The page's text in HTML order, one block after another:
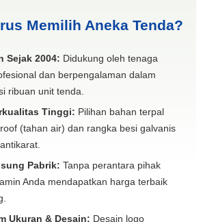
Memilih Aneka Tenda?
Sejak 2004: Didukung oleh tenaga
dan berpengalaman dalam
ribuan unit tenda.
Tinggi: Pilihan bahan terpal
(tahan air) dan rangka besi galvanis
Pabrik: Tanpa perantara pihak
Anda mendapatkan harga terbaik
Ukuran & Desain: Desain logo